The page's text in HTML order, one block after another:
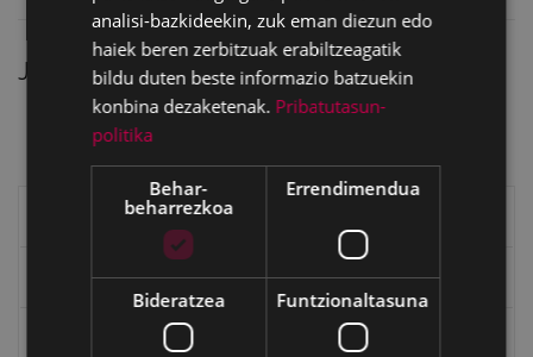
Jaitsi PDFak
umore_giroan.pdf Ikusi Deskargatu
Eibarko liburuak
eta kitto
analisi-bazkideekin, zuk eman diezun edo
haiek beren zerbitzuak erabiltzeagatik
bildu duten beste informazio batzuekin
konbina dezaketenak. Pribatutasun-
politika
Behar-
beharrezkoa
Errendimendua
Bideratzea Funtzionaltasuna